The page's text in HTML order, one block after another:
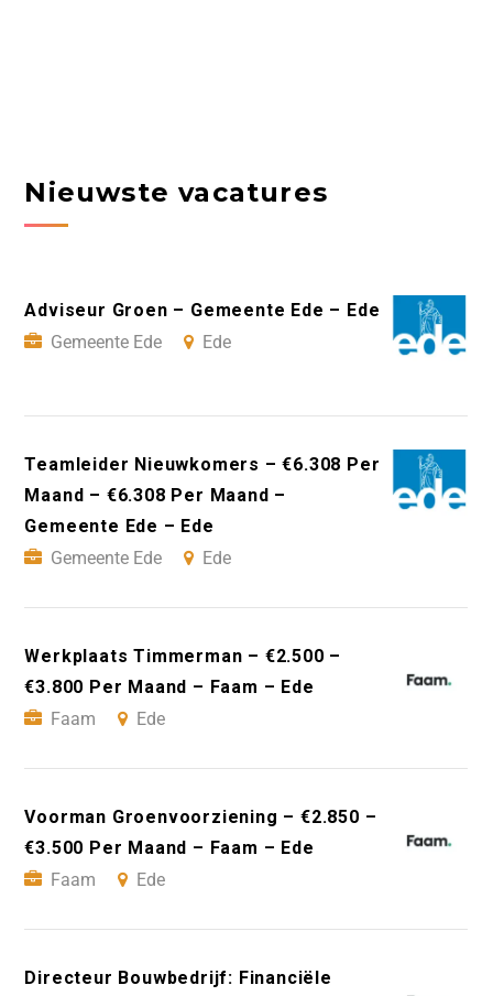
Nieuwste vacatures
Adviseur Groen – Gemeente Ede – Ede
Gemeente Ede
Ede
Teamleider Nieuwkomers – €6.308 Per
Maand – €6.308 Per Maand –
Gemeente Ede – Ede
Gemeente Ede
Ede
Werkplaats Timmerman – €2.500 –
€3.800 Per Maand – Faam – Ede
Faam
Ede
Voorman Groenvoorziening – €2.850 –
€3.500 Per Maand – Faam – Ede
Faam
Ede
Directeur Bouwbedrijf: Financiële